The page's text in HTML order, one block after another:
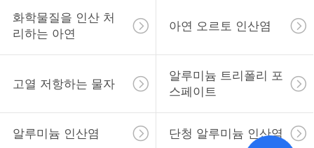
시
오
사
이
화학물질을 인산 처
리하는 아연
아연 오르토 인산염
고열 저항하는 물자
알루미늄 트리폴리 포
스페이트
알루미늄 인산염 단청 알루미늄 인산염